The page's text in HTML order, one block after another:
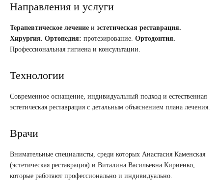
Направления и услуги
Терапевтическое лечение и эстетическая реставрация.
Хирургия. Ортопедия: протезирование. Ортодонтия.
Профессиональная гигиена и консультации.
Технологии
Современное оснащение, индивидуальный подход и естественная
эстетическая реставрация с детальным объяснением плана лечения.
Врачи
Внимательные специалисты, среди которых Анастасия Каменская
(эстетическая реставрация) и Виталина Васильевна Кириенко,
которые работают профессионально и индивидуально.